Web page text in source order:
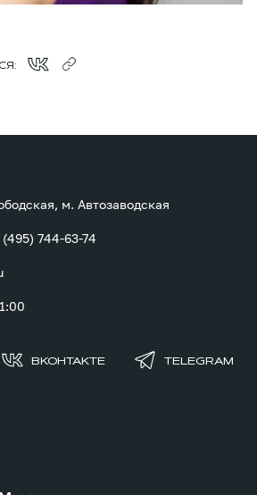
м. Автозаводская
744-63-74
ВКОНТАКТЕ TELEGRAM